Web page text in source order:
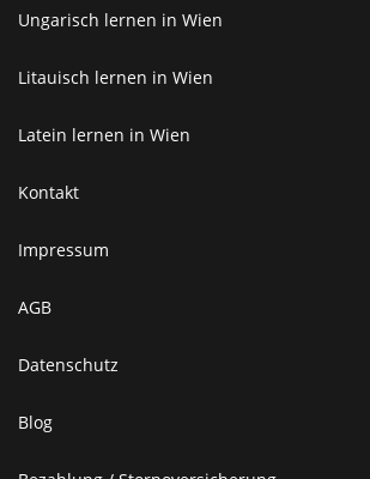
Ungarisch lernen in Wien
Litauisch lernen in Wien
Latein lernen in Wien
Kontakt
Impressum
AGB
Datenschutz
Blog